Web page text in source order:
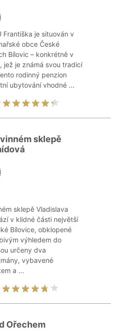
Františka je situován v
obce České
Bílovic – konkrétně v
jež je známá svou tradicí
rodinný penzion
ubytování vhodné ...
sklepě
sklepě Vladislava
v klidné části největší
Bílovice, obklopené
výhledem do
určeny dva
vybavené
a ...
Ořechem